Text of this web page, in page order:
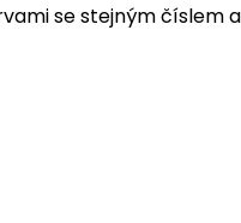
se stejným číslem